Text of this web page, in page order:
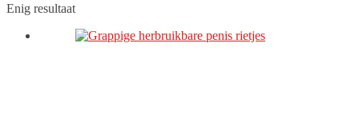
Enig resultaat